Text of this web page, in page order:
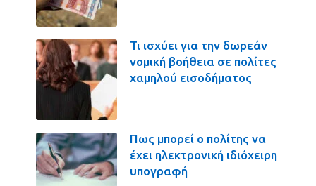
Τι ισχύει για την δωρεάν
νομική βοήθεια σε πολίτες
χαμηλού εισοδήματος
Πως μπορεί ο πολίτης να
έχει ηλεκτρονική ιδιόχειρη
υπογραφή